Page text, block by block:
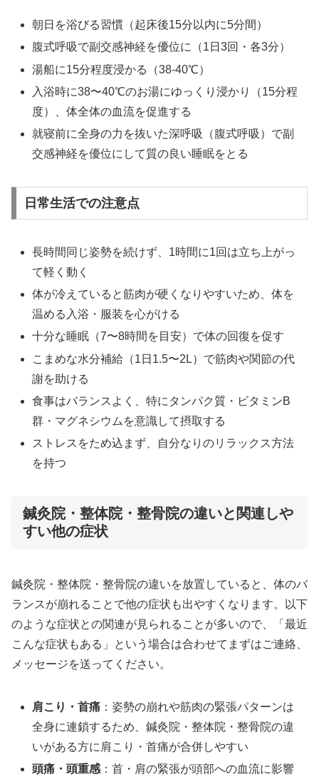
朝日を浴びる習慣（起床後15分以内に5分間）
腹式呼吸で副交感神経を優位に（1日3回・各3分）
湯船に15分程度浸かる（38-40℃）
入浴時に38〜40℃のお湯にゆっくり浸かり（15分程
度）、体全体の血流を促進する
就寝前に全身の力を抜いた深呼吸（腹式呼吸）で副
交感神経を優位にして質の良い睡眠をとる
日常生活での注意点
長時間同じ姿勢を続けず、1時間に1回は立ち上がっ
て軽く動く
体が冷えていると筋肉が硬くなりやすいため、体を
温める入浴・服装を心がける
十分な睡眠（7〜8時間を目安）で体の回復を促す
こまめな水分補給（1日1.5〜2L）で筋肉や関節の代
謝を助ける
食事はバランスよく、特にタンパク質・ビタミンB
群・マグネシウムを意識して摂取する
ストレスをため込まず、自分なりのリラックス方法
を持つ
鍼灸院・整体院・整骨院の違いと関連しや
すい他の症状
鍼灸院・整体院・整骨院の違いを放置していると、体のバ
ランスが崩れることで他の症状も出やすくなります。以下
のような症状との関連が見られることが多いので、「最近
こんな症状もある」という場合は合わせてまずはご連絡、
メッセージを送ってください。
肩こり・首痛 ：姿勢の崩れや筋肉の緊張パターンは
全身に連鎖するため、鍼灸院・整体院・整骨院の違
いがある方に肩こり・首痛が合併しやすい
頭痛・頭重感 ：首・肩の緊張が頭部への血流に影響